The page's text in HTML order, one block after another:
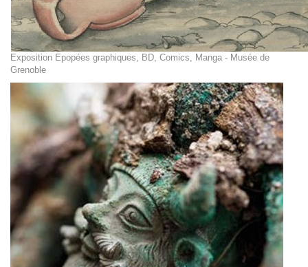
Exposition Epopées graphiques, BD, Comics, Manga - Musée de
Grenoble